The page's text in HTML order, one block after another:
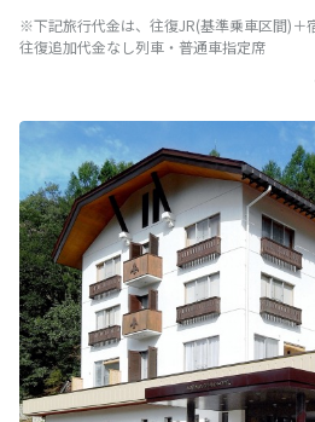
※下記旅行代金は、往復JR(基準乗車区間)＋
往復追加代金なし列車・普通車指定席